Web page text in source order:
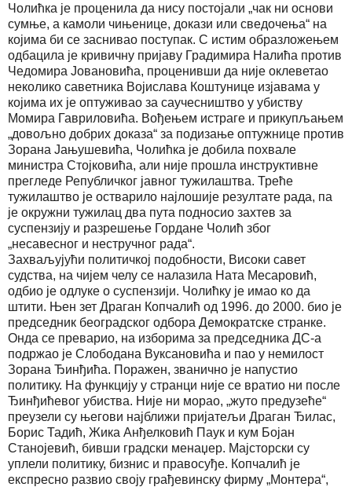
Чолићка је проценила да нису постојали „чак ни основи
сумње, а камоли чињенице, докази или сведочења“ на
којима би се заснивао поступак. С истим образложењем
одбацила је кривичну пријаву Градимира Налића против
Чедомира Јовановића, проценивши да није оклеветао
неколико саветника Војислава Коштунице изјавама у
којима их је оптуживао за саучесништво у убиству
Момира Гавриловића. Вођењем истраге и прикупљањем
„довољно добрих доказа“ за подизање оптужнице против
Зорана Јањушевића, Чолићка је добила похвале
министра Стојковића, али није прошла инструктивне
прегледе Републичког јавног тужилаштва. Треће
тужилаштво је остварило најлошије резултате рада, па
је окружни тужилац два пута подносио захтев за
суспензију и разрешење Гордане Чолић због
„несавесног и нестручног рада“.
Захваљујући политичкој подобности, Високи савет
судства, на чијем челу се налазила Ната Месаровић,
одбио је одлуке о суспензији. Чолићку је имао ко да
штити. Њен зет Драган Копчалић од 1996. до 2000. био је
председник београдског одбора Демократске странке.
Онда се преварио, на изборима за председника ДС-а
подржао је Слободана Вуксановића и пао у немилост
Зорана Ђинђића. Поражен, званично је напустио
политику. На функцију у странци није се вратио ни после
Ђинђићевог убиства. Није ни морао, „жуто предузеће“
преузели су његови најближи пријатељи Драган Ђилас,
Борис Тадић, Жика Анђелковић Паук и кум Бојан
Станојевић, бивши градски менаџер. Мајсторски су
уплели политику, бизнис и правосуђе. Копчалић је
експресно развио своју грађевинску фирму „Монтера“,